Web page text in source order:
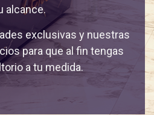
alcance.
exclusivas y nuestras
para que al fin tengas
a tu medida.